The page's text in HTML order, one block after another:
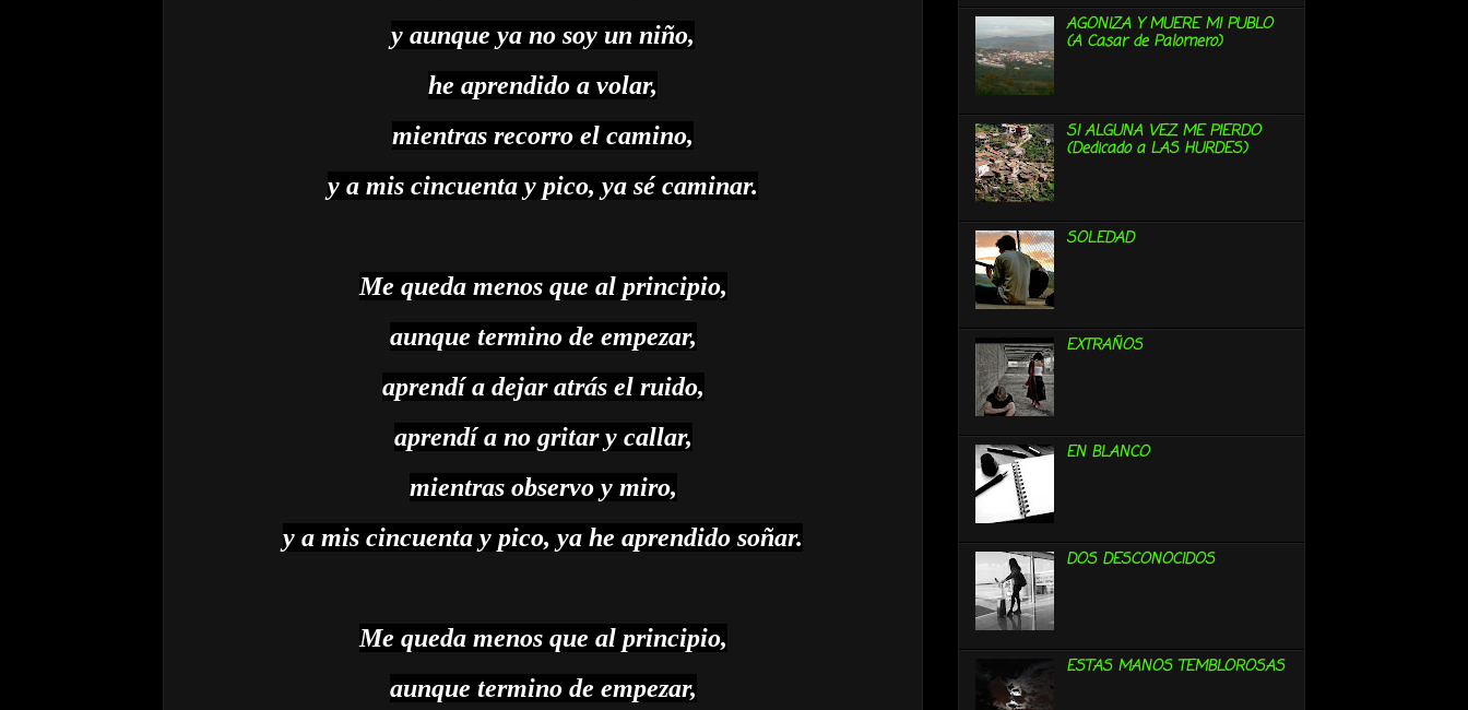
y aunque ya no soy un niño,
he aprendido a volar,
mientras recorro el camino,
y a mis cincuenta y pico, ya sé caminar.
Me queda menos que al principio,
aunque termino de empezar,
aprendí a dejar atrás el ruido,
aprendí a no gritar y callar,
mientras observo y miro,
y a mis cincuenta y pico, ya he aprendido soñar.
Me queda menos que al principio,
aunque termino de empezar,
AGONIZA Y MUERE MI PUBLO
(A Casar de Palomero)
SI ALGUNA VEZ ME PIERDO
(Dedicado a LAS HURDES)
SOLEDAD
EXTRAÑOS
EN BLANCO
DOS DESCONOCIDOS
ESTAS MANOS TEMBLOROSAS